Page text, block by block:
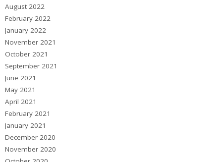
August 2022
February 2022
January 2022
November 2021
October 2021
September 2021
June 2021
May 2021
April 2021
February 2021
January 2021
December 2020
November 2020